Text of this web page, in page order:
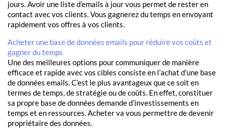
jours. Avoir une liste d’emails à jour vous permet de rester en
contact avec vos clients. Vous gagnerez du temps en envoyant
rapidement vos offres à vos clients.
Acheter une base de données emails pour réduire vos coûts et
gagner du temps
Une des meilleures options pour communiquer de manière
efficace et rapide avec vos cibles consiste en l’achat d’une base
de données emails. C’est le plus avantageux que ce soit en
termes de temps, de stratégie ou de coûts. En effet, constituer
sa propre base de données demande d’investissements en
temps et en ressources. Acheter va vous permettre de devenir
propriétaire des données.